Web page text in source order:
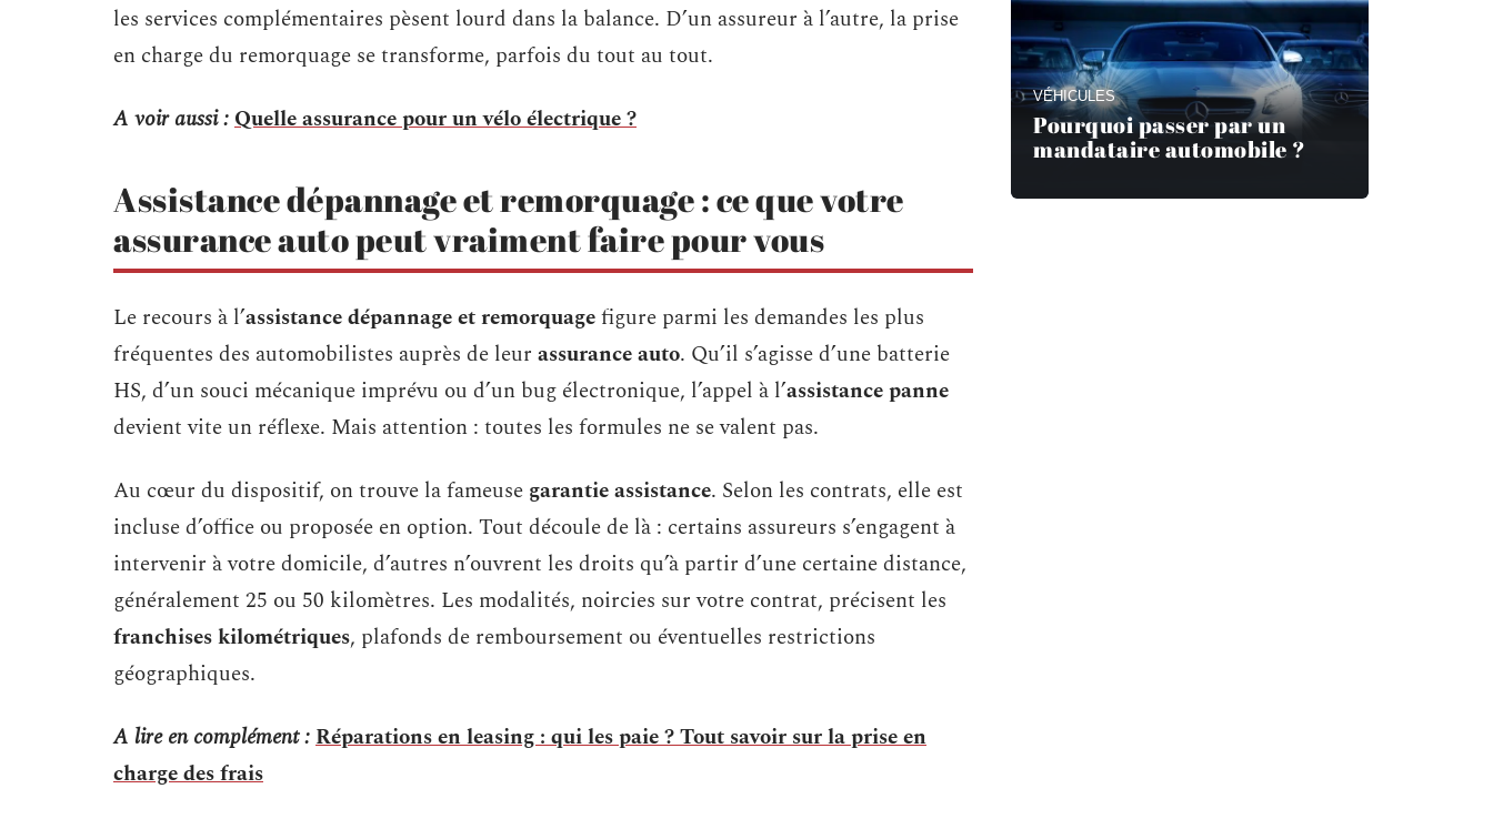
les services complémentaires pèsent lourd dans la balance. D’un assureur à l’autre, la prise
en charge du remorquage se transforme, parfois du tout au tout.
A voir aussi :Quelle assurance pour un vélo électrique ?
Assistance dépannage et remorquage : ce que votre
assurance auto peut vraiment faire pour vous
Le recours à l’assistance dépannage et remorquagefigure parmi les demandes les plus
fréquentes des automobilistes auprès de leur assurance auto. Qu’il s’agisse d’une batterie
HS, d’un souci mécanique imprévu ou d’un bug électronique, l’appel à l’assistance panne
devient vite un réflexe. Mais attention : toutes les formules ne se valent pas.
Au cœur du dispositif, on trouve la fameuse garantie assistance. Selon les contrats, elle est
incluse d’office ou proposée en option. Tout découle de là : certains assureurs s’engagent à
intervenir à votre domicile, d’autres n’ouvrent les droits qu’à partir d’une certaine distance,
généralement 25 ou 50 kilomètres. Les modalités, noircies sur votre contrat, précisent les
franchises kilométriques, plafonds de remboursement ou éventuelles restrictions
géographiques.
A lire en complément :Réparations en leasing : qui les paie ? Tout savoir sur la prise en
charge des frais
VÉHICULES
Pourquoi passer par un
mandataire automobile ?